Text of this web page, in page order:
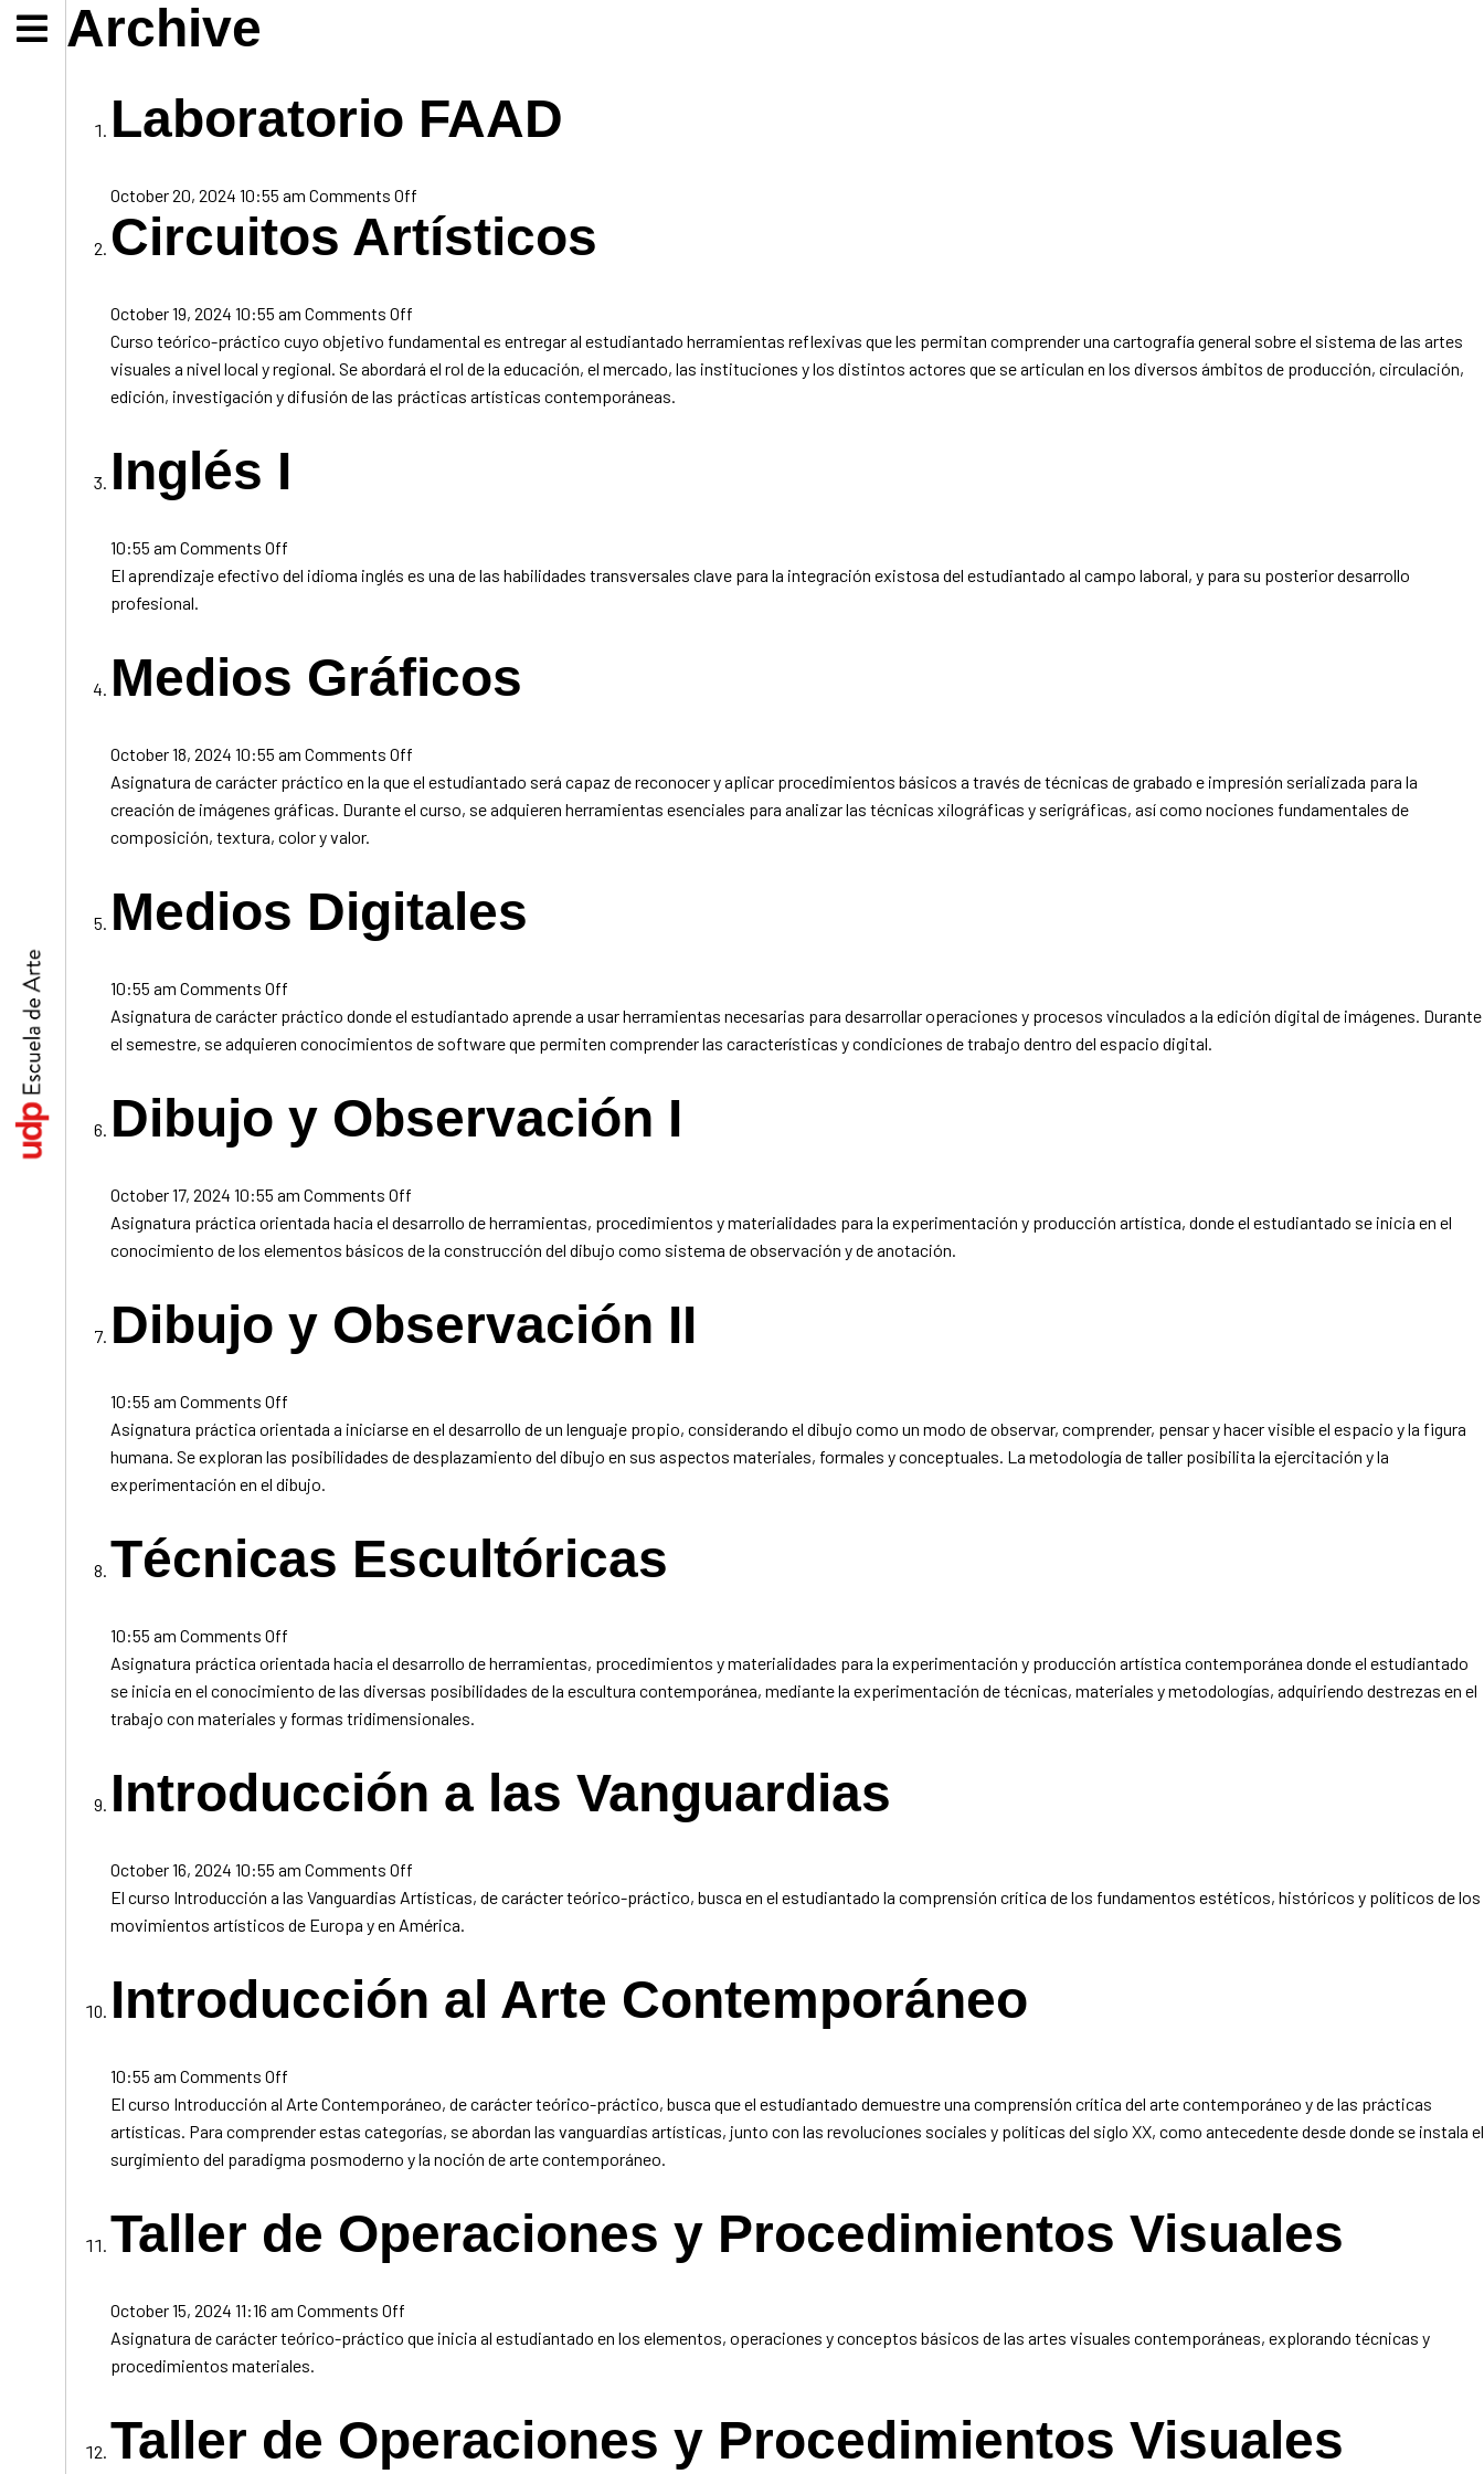
Archive
Laboratorio FAAD
October 20, 2024 10:55 am Comments Off
Laboratorio
FAAD
Circuitos Artísticos
October 19, 2024 10:55 am Comments Off
Circuitos
Artísticos
Curso teórico-práctico cuyo objetivo fundamental es entregar al estudiantado herramientas reflexivas que les permitan comprender una cartografía general sobre el sistema de las artes
visuales a nivel local y regional. Se abordará el rol de la educación, el mercado, las instituciones y los distintos actores que se articulan en los diversos ámbitos de producción, circulación,
edición, investigación y difusión de las prácticas artísticas contemporáneas.
Inglés I
10:55 am Comments Off
Inglés
El aprendizaje efectivo del idioma inglés es una de las habilidades transversales clave para la integración existosa del estudiantado al campo laboral, y para su posterior desarrollo
profesional.
Medios Gráficos
October 18, 2024 10:55 am Comments Off
Medios
Gráficos
Asignatura de carácter práctico en la que el estudiantado será capaz de reconocer y aplicar procedimientos básicos a través de técnicas de grabado e impresión serializada para la
creación de imágenes gráficas. Durante el curso, se adquieren herramientas esenciales para analizar las técnicas xilográficas y serigráficas, así como nociones fundamentales de
composición, textura, color y valor.
Medios Digitales
10:55 am Comments Off
Medios
Digitales
Asignatura de carácter práctico donde el estudiantado aprende a usar herramientas necesarias para desarrollar operaciones y procesos vinculados a la edición digital de imágenes. Durante
el semestre, se adquieren conocimientos de software que permiten comprender las características y condiciones de trabajo dentro del espacio digital.
Dibujo y Observación I
October 17, 2024 10:55 am Comments Off
Dibujo
y
Asignatura práctica orientada hacia el desarrollo de herramientas, procedimientos y materialidades para la experimentación y producción artística, donde el estudiantado se inicia en el
conocimiento de los elementos básicos de la construcción del dibujo como sistema de observación y de anotación.
Dibujo y Observación II
10:55 am Comments Off
Dibujo
y
Observación
Asignatura práctica orientada a iniciarse en el desarrollo de un lenguaje propio, considerando el dibujo como un modo de observar, comprender, pensar y hacer visible el espacio y la figura
humana. Se exploran las posibilidades de desplazamiento del dibujo en sus aspectos materiales, formales y conceptuales. La metodología de taller posibilita la ejercitación y la
experimentación en el dibujo.
Técnicas Escultóricas
10:55 am Comments Off
Técnicas
Escultóricas
Asignatura práctica orientada hacia el desarrollo de herramientas, procedimientos y materialidades para la experimentación y producción artística contemporánea donde el estudiantado
se inicia en el conocimiento de las diversas posibilidades de la escultura contemporánea, mediante la experimentación de técnicas, materiales y metodologías, adquiriendo destrezas en el
trabajo con materiales y formas tridimensionales.
Introducción a las Vanguardias
October 16, 2024 10:55 am Comments Off
Introducción
a
Vanguardias
El curso Introducción a las Vanguardias Artísticas, de carácter teórico-práctico, busca en el estudiantado la comprensión crítica de los fundamentos estéticos, históricos y políticos de los
movimientos artísticos de Europa y en América.
Introducción al Arte Contemporáneo
10:55 am Comments Off
Introducción
al
Arte
El curso Introducción al Arte Contemporáneo, de carácter teórico-práctico, busca que el estudiantado demuestre una comprensión crítica del arte contemporáneo y de las prácticas
artísticas. Para comprender estas categorías, se abordan las vanguardias artísticas, junto con las revoluciones sociales y políticas del siglo XX, como antecedente desde donde se instala el
surgimiento del paradigma posmoderno y la noción de arte contemporáneo.
Taller de Operaciones y Procedimientos Visuales
October 15, 2024 11:16 am Comments Off
Taller
Procedimientos
Asignatura de carácter teórico-práctico que inicia al estudiantado en los elementos, operaciones y conceptos básicos de las artes visuales contemporáneas, explorando técnicas y
procedimientos materiales.
Taller de Operaciones y Procedimientos Visuales